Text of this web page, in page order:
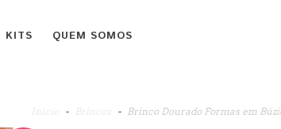
KITS QUEM SOMOS
- - Brinco Dourado Formas em